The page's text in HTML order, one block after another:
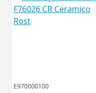
E970000100